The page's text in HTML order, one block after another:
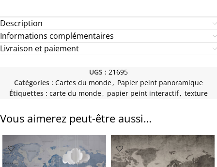
Description
Informations complémentaires
Livraison et paiement
UGS : 21695
Catégories : Cartes du monde, Papier peint panoramique
Étiquettes : carte du monde, papier peint interactif, texture
Vous aimerez peut-être aussi…